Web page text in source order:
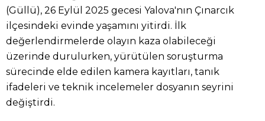
(Güllü), 26 Eylül 2025 gecesi Yalova'nın Çınarcık
ilçesindeki evinde yaşamını yitirdi. İlk
değerlendirmelerde olayın kaza olabileceği
üzerinde durulurken, yürütülen soruşturma
sürecinde elde edilen kamera kayıtları, tanık
ifadeleri ve teknik incelemeler dosyanın seyrini
değiştirdi.